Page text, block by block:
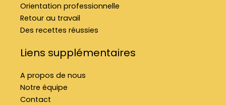
Orientation professionnelle
Retour au travail
Des recettes réussies
Liens supplémentaires
A propos de nous
Notre équipe
Contact